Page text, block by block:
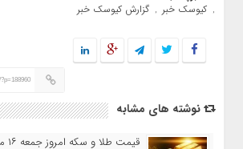
, کیوسک خبر , گزارش کیوسک خبر
نوشته های مشابه